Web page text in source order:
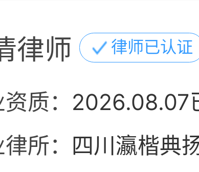
律师 律师已认证
质： 2026.08.07
所： 四川瀛楷典